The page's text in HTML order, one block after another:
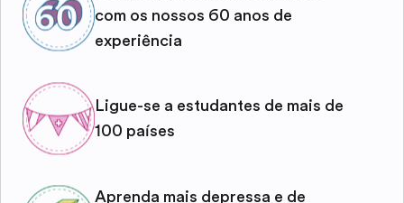
com os nossos 60 anos de
experiência
Ligue-se a estudantes de mais de
100 países
Aprenda mais depressa e de